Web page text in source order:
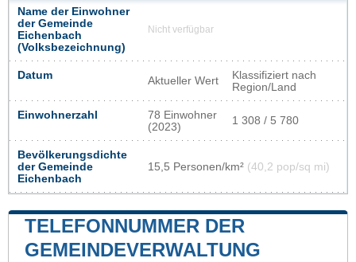
Name der Einwohner
der Gemeinde
Eichenbach
(Volksbezeichnung)
Nicht verfügbar
Datum Aktueller Wert
Klassifiziert nach
Region/Land
Einwohnerzahl
78 Einwohner
(2023)
1 308 / 5 780
Bevölkerungsdichte
der Gemeinde
Eichenbach
15,5 Personen/km² (40,2 pop/sq mi)
TELEFONNUMMER DER
GEMEINDEVERWALTUNG